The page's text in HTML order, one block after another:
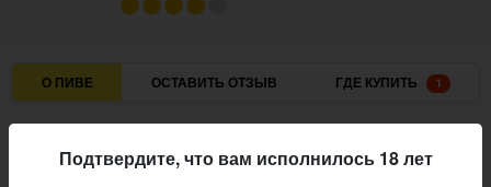
О ПИВЕ ОСТАВИТЬ ОТЗЫВ ГДЕ КУПИТЬ 1
Stout - Imperial / Double Milk
Подтвердите, что вам исполнилось 18 лет